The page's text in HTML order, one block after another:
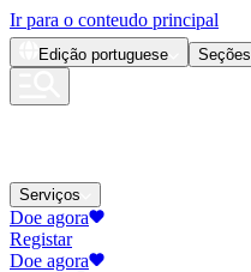
Ir para o conteudo principal
Edição portuguese Seções
Serviços
Doe agora
Registar
Doe agora